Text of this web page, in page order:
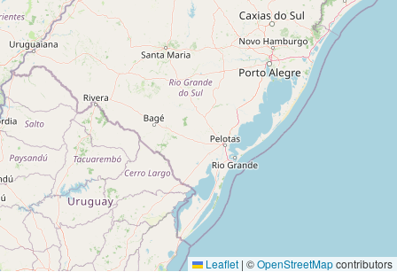
Leaflet | ©OpenStreetMapcontributors